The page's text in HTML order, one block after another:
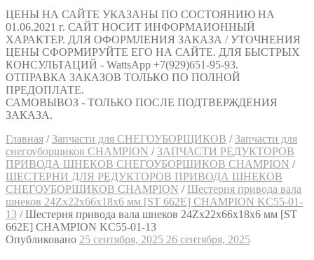
ЦЕНЫ НА САЙТЕ УКАЗАНЫ ПО СОСТОЯНИЮ НА
01.06.2021 г. САЙТ НОСИТ ИНФОРМАИОННЫЙ
ХАРАКТЕР. ДЛЯ ОФОРМЛЕНИЯ ЗАКАЗА / УТОЧНЕНИЯ
ЦЕНЫ СФОРМИРУЙТЕ ЕГО НА САЙТЕ. ДЛЯ БЫСТРЫХ
КОНСУЛЬТАЦИЙ - WattsApp +7(929)651-95-93.
ОТПРАВКА ЗАКАЗОВ ТОЛЬКО ПО ПОЛНОЙ
ПРЕДОПЛАТЕ.
САМОВЫВОЗ - ТОЛЬКО ПОСЛЕ ПОДТВЕРЖДЕНИЯ
ЗАКАЗА.
Главная / Запчасти для СНЕГОУБОРЩИКОВ / Запчасти для
снегоуборщиков CHAMPION / ЗАПЧАСТИ РЕДУКТОРОВ
ПРИВОДА ШНЕКОВ СНЕГОУБОРЩИКОВ CHAMPION /
ШЕСТЕРНИ ДЛЯ РЕДУКТОРОВ ПРИВОДА ШНЕКОВ
СНЕГОУБОРЩИКОВ CHAMPION / Шестерня привода вала
шнеков 24Zх22х66х18х6 мм [ST 662E] CHAMPION KC55-01-
13 /Шестерня привода вала шнеков 24Zх22х66х18х6 мм [ST
662E] CHAMPION KC55-01-13
Опубликовано 25 сентября, 2025 26 сентября, 2025